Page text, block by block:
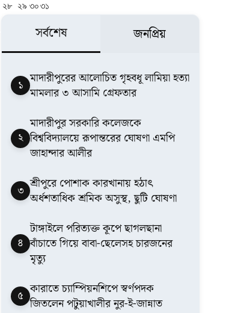
২৮ ২৯ ৩০৩১
সর্বশেষ জনপ্রিয়
১ মাদারীপুরের আলোচিত গৃহবধূ লামিয়া হত্যা
মামলার ৩ আসামি গ্রেফতার
২
মাদারীপুর সরকারি কলেজকে
বিশ্ববিদ্যালয়ে রূপান্তরের ঘোষণা এমপি
জাহান্দার আলীর
৩ শ্রীপুরে পোশাক কারখানায় হঠাৎ
অর্ধশতাধিক শ্রমিক অসুস্থ, ছুটি ঘোষণা
৪
টাঙ্গাইলে পরিত্যক্ত কূপে ছাগলছানা
বাঁচাতে গিয়ে বাবা-ছেলেসহ চারজনের
মৃত্যু
৫ কারাতে চ্যাম্পিয়নশিপে স্বর্ণপদক
জিতলেন পটুয়াখালীর নুর-ই-জান্নাত